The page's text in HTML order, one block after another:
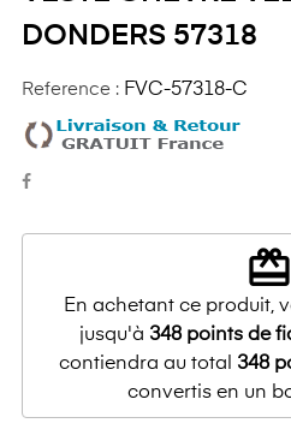
DONDERS 57318
Reference : FVC-57318-C
redeem
En achetant ce produit,
jusqu'à 348points de
contiendra au total 348
convertis en un